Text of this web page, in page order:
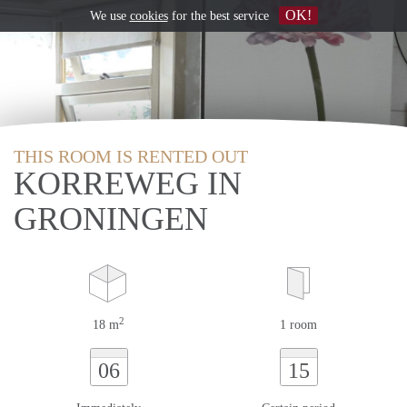
THIS ROOM IS RENTED OUT
KORREWEG IN
GRONINGEN
18 m2 1 room
06 15
We use cookiesfor the best service OK!